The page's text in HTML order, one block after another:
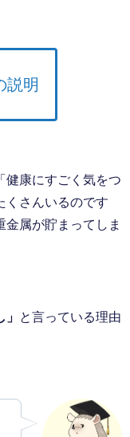
説明
健康にすごく気をつ
くさんいるのです
属が貯まってしま
と言っている理由